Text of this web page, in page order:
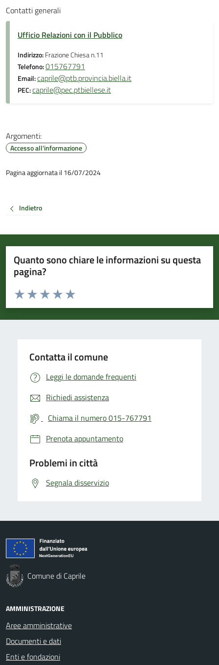
Contatti generali
Ufficio Relazioni con il Pubblico
Indirizzo:Frazione Chiesa n.11
Telefono:015767791
Email:caprile@ptb.provincia.biella.it
PEC:caprile@pec.ptbiellese.it
Argomenti:
Accesso all'informazione
Pagina aggiornata il 16/07/2024
Indietro
Quanto sono chiare le informazioni su questa
pagina?
Valuta da 1 a 5 stelle la pagina
Valuta 5 stelle su 5
Valuta 4 stelle su 5
Valuta 3 stelle su 5
Valuta 2 stelle su 5
Valuta 1 stelle su 5
Contatta il comune
Leggi le domande frequenti
Richiedi assistenza
Chiama il numero 015-767791
Prenota appuntamento
Problemi in città
Segnala disservizio
Comune di Caprile
AMMINISTRAZIONE
Aree amministrative
Documenti e dati
Enti e fondazioni